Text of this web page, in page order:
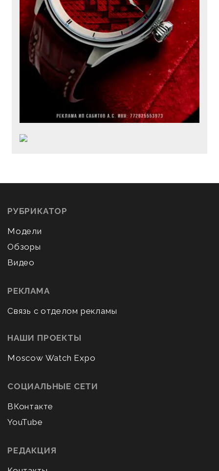
РУБРИКАТОР
Модели
Обзоры
Видео
РЕКЛАМА
Связь с отделом рекламы
НАШИ ПРОЕКТЫ
Moscow Watch Expo
СОЦИАЛЬНЫЕ СЕТИ
ВКонтакте
YouTube
РЕДАКЦИЯ